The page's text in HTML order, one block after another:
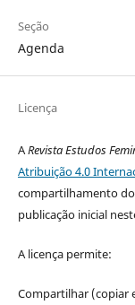
Seção
Agenda
Licença
ARevista Estudos
Atribuição 4.0
compartilhamento
publicação inicial
A licença permite:
Compartilhar (copiar